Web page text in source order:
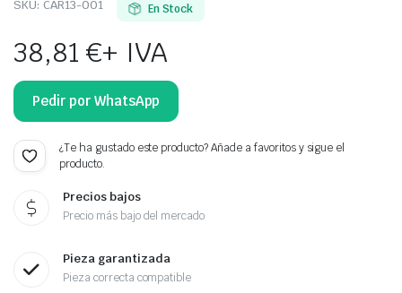
SKU: CAR13-001 En Stock
38,81€+ IVA
Pedir por WhatsApp
¿Te ha gustado este producto? Añade a favoritos y sigue el
producto.
Precios bajos
Precio más bajo del mercado
Pieza garantizada
Pieza correcta compatible